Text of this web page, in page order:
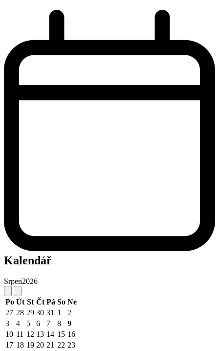
Kalendář
Srpen2026
Po Út St Čt Pá So Ne
27 28 29 30 31 1
2
3
4 5 6 7 8
9
10 11 12 13 14 15 16
17 18 19 20 21 22 23